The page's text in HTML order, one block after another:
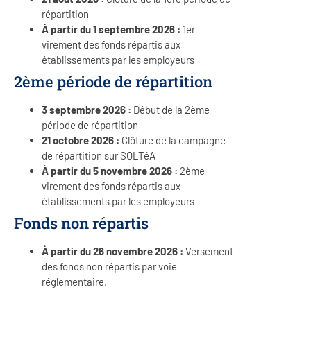
répartition
À partir du 1 septembre 2026 : 1er
virement des fonds répartis aux
établissements par les employeurs
2ème période de répartition
3 septembre 2026 : Début de la 2ème
période de répartition
21 octobre 2026 : Clôture de la campagne
de répartition sur SOLTéA
À partir du 5 novembre 2026 : 2ème
virement des fonds répartis aux
établissements par les employeurs
Fonds non répartis
À partir du 26 novembre 2026 : Versement
des fonds non répartis par voie
réglementaire.